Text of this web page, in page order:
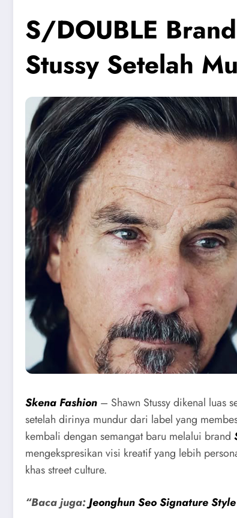
S/DOUBLE
Stussy Setelah
Skena Fashion – Shawn Stussy dikenal luas
setelah dirinya mundur dari label yang
kembali dengan semangat baru melalui brand
mengekspresikan visi kreatif yang lebih
khas street culture.
“Baca juga:Jeonghun Seo Signature